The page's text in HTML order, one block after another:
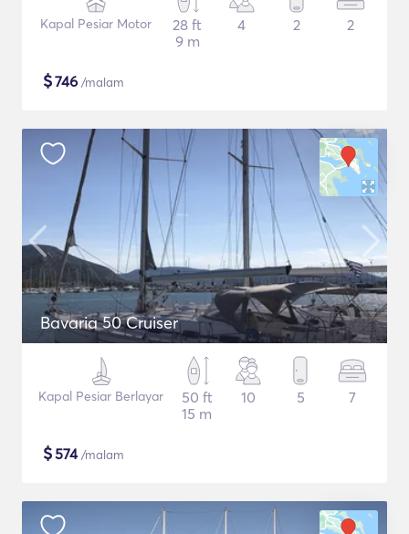
Kapal Pesiar Motor
28 ft
9 m
4 2 2
$746 /malam
Bavaria 50 Cruiser
Kapal Pesiar Berlayar
50 ft
15 m
10 5 7
$574/malam